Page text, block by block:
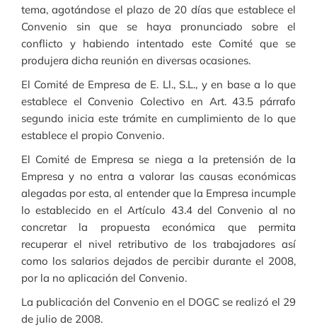
tema, agotándose el plazo de 20 días que establece el
Convenio sin que se haya pronunciado sobre el
conflicto y habiendo intentado este Comité que se
produjera dicha reunión en diversas ocasiones.
El Comité de Empresa de E. Ll., S.L., y en base a lo que
establece el Convenio Colectivo en Art. 43.5 párrafo
segundo inicia este trámite en cumplimiento de lo que
establece el propio Convenio.
El Comité de Empresa se niega a la pretensión de la
Empresa y no entra a valorar las causas económicas
alegadas por esta, al entender que la Empresa incumple
lo establecido en el Artículo 43.4 del Convenio al no
concretar la propuesta económica que permita
recuperar el nivel retributivo de los trabajadores así
como los salarios dejados de percibir durante el 2008,
por la no aplicación del Convenio.
La publicación del Convenio en el DOGC se realizó el 29
de julio de 2008.